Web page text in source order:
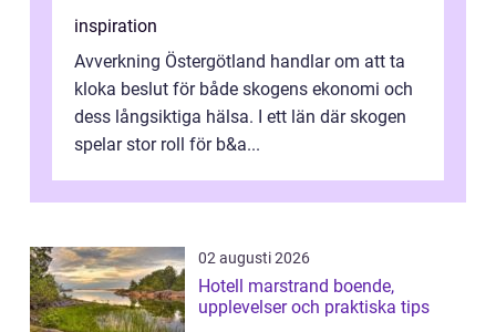
inspiration
Avverkning Östergötland handlar om att ta
kloka beslut för både skogens ekonomi och
dess långsiktiga hälsa. I ett län där skogen
spelar stor roll för b&a...
02 augusti 2026
Hotell marstrand boende,
upplevelser och praktiska tips